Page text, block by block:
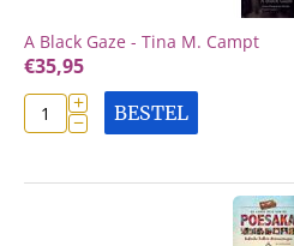
A Black Gaze - Tina M. Campt
€35,95
+
− BESTEL